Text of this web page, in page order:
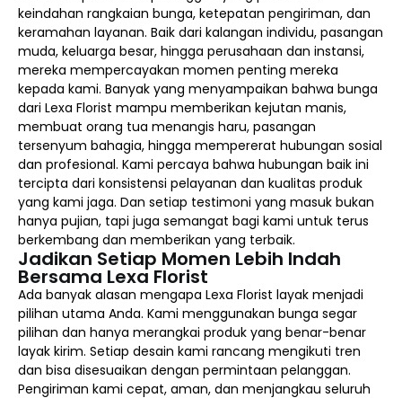
keindahan rangkaian bunga, ketepatan pengiriman, dan
keramahan layanan. Baik dari kalangan individu, pasangan
muda, keluarga besar, hingga perusahaan dan instansi,
mereka mempercayakan momen penting mereka
kepada kami. Banyak yang menyampaikan bahwa bunga
dari Lexa Florist mampu memberikan kejutan manis,
membuat orang tua menangis haru, pasangan
tersenyum bahagia, hingga mempererat hubungan sosial
dan profesional. Kami percaya bahwa hubungan baik ini
tercipta dari konsistensi pelayanan dan kualitas produk
yang kami jaga. Dan setiap testimoni yang masuk bukan
hanya pujian, tapi juga semangat bagi kami untuk terus
berkembang dan memberikan yang terbaik.
Jadikan Setiap Momen Lebih Indah
Bersama Lexa Florist
Ada banyak alasan mengapa Lexa Florist layak menjadi
pilihan utama Anda. Kami menggunakan bunga segar
pilihan dan hanya merangkai produk yang benar-benar
layak kirim. Setiap desain kami rancang mengikuti tren
dan bisa disesuaikan dengan permintaan pelanggan.
Pengiriman kami cepat, aman, dan menjangkau seluruh